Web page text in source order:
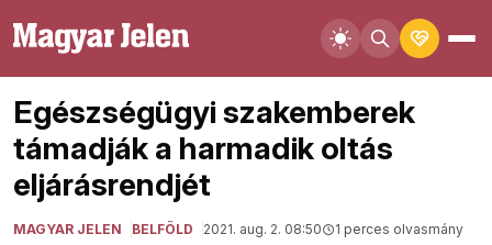
Egészségügyi szakemberek
támadják a harmadik oltás
eljárásrendjét
MAGYAR JELEN BELFÖLD 2021. aug. 2. 08:50 1 perces olvasmány